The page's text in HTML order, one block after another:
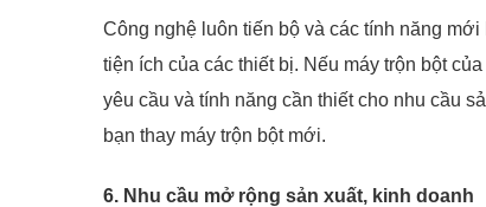
Công nghệ luôn tiến bộ và các tính năng
tiện ích của các thiết bị. Nếu máy trộn bột
yêu cầu và tính năng cần thiết cho nhu cầu
bạn thay máy trộn bột mới.
6. Nhu cầu mở rộng sản xuất, kinh doanh